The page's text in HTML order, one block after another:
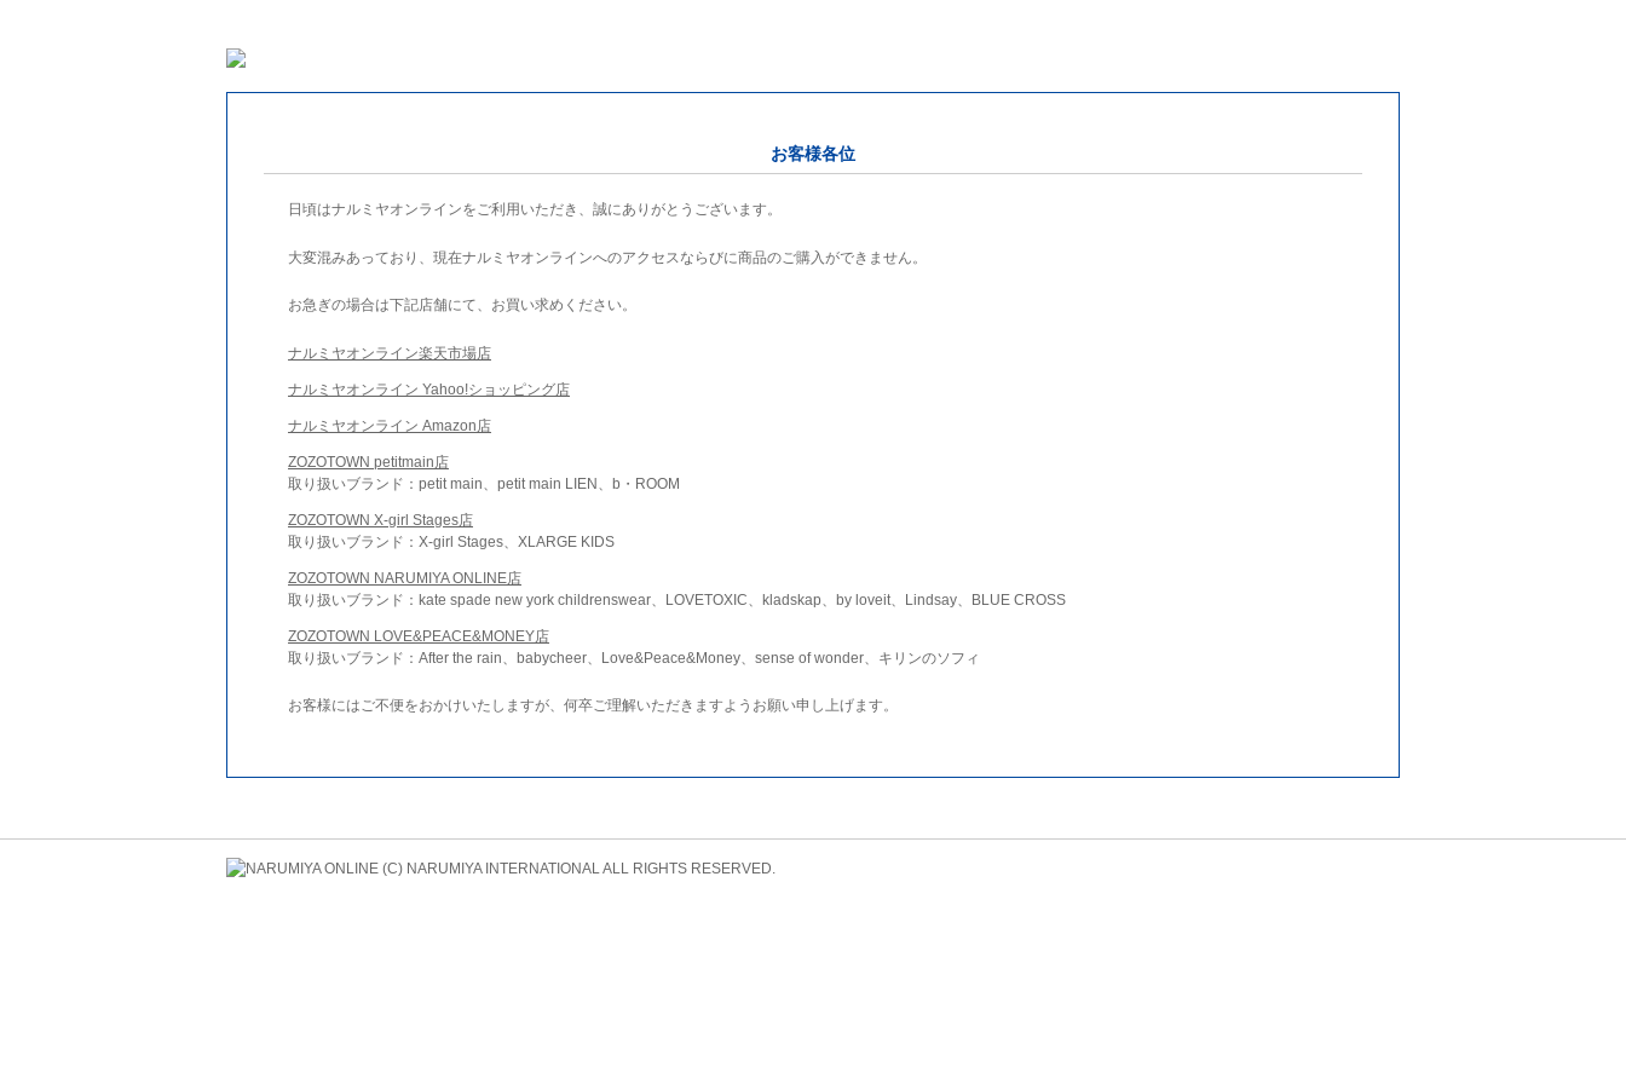
お客様各位
日頃はナルミヤオンラインをご利用いただき、誠にありがとうございます。
大変混みあっており、現在ナルミヤオンラインへのアクセスならびに商品のご購入ができません。
お急ぎの場合は下記店舗にて、お買い求めください。
ナルミヤオンライン楽天市場店
ナルミヤオンライン Yahoo!ショッピング店
ナルミヤオンライン Amazon店
ZOZOTOWN petitmain店
取り扱いブランド：petit main、petit main LIEN、b・ROOM
ZOZOTOWN X-girl Stages店
取り扱いブランド：X-girl Stages、XLARGE KIDS
ZOZOTOWN NARUMIYA ONLINE店
取り扱いブランド：kate spade new york childrenswear、LOVETOXIC、kladskap、by loveit、Lindsay、BLUE CROSS
ZOZOTOWN LOVE&PEACE&MONEY店
取り扱いブランド：After the rain、babycheer、Love&Peace&Money、sense of wonder、キリンのソフィ
お客様にはご不便をおかけいたしますが、何卒ご理解いただきますようお願い申し上げます。